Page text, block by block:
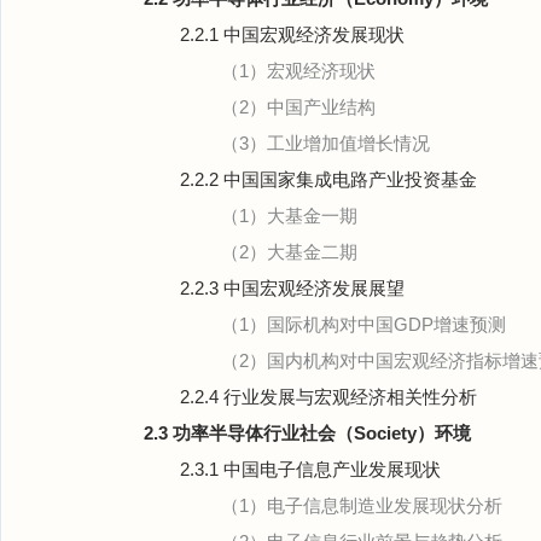
2.2.1 中国宏观经济发展现状
（1）宏观经济现状
（2）中国产业结构
（3）工业增加值增长情况
2.2.2 中国国家集成电路产业投资基金
（1）大基金一期
（2）大基金二期
2.2.3 中国宏观经济发展展望
（1）国际机构对中国GDP增速预测
（2）国内机构对中国宏观经济指标增
2.2.4 行业发展与宏观经济相关性分析
2.3 功率半导体行业社会（Society）环境
2.3.1 中国电子信息产业发展现状
（1）电子信息制造业发展现状分析